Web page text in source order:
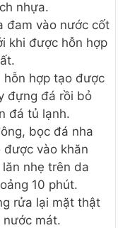
nhựa.
đam vào nước cốt
khi được hỗn hợp
hỗn hợp tạo được
đựng đá rồi bỏ
đá tủ lạnh.
bọc đá nha
được vào khăn
lăn nhẹ trên da
10 phút.
rửa lại mặt thật
nước mát.